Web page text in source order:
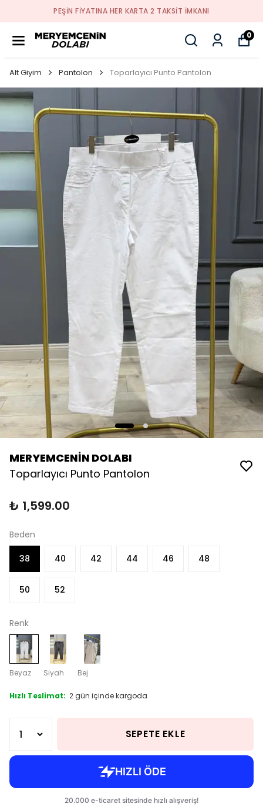
PEŞİN FİYATINA HER KARTA 2 TAKSİT İMKANI
0
Alt Giyim Pantolon Toparlayıcı Punto Pantolon
MERYEMCENİN DOLABI
Toparlayıcı Punto Pantolon
₺ 1,599.00
Beden
38 40 42 44 46 48
50 52
Renk
Beyaz Siyah Bej
Hızlı Teslimat: 2 gün içinde kargoda
SEPETE EKLE